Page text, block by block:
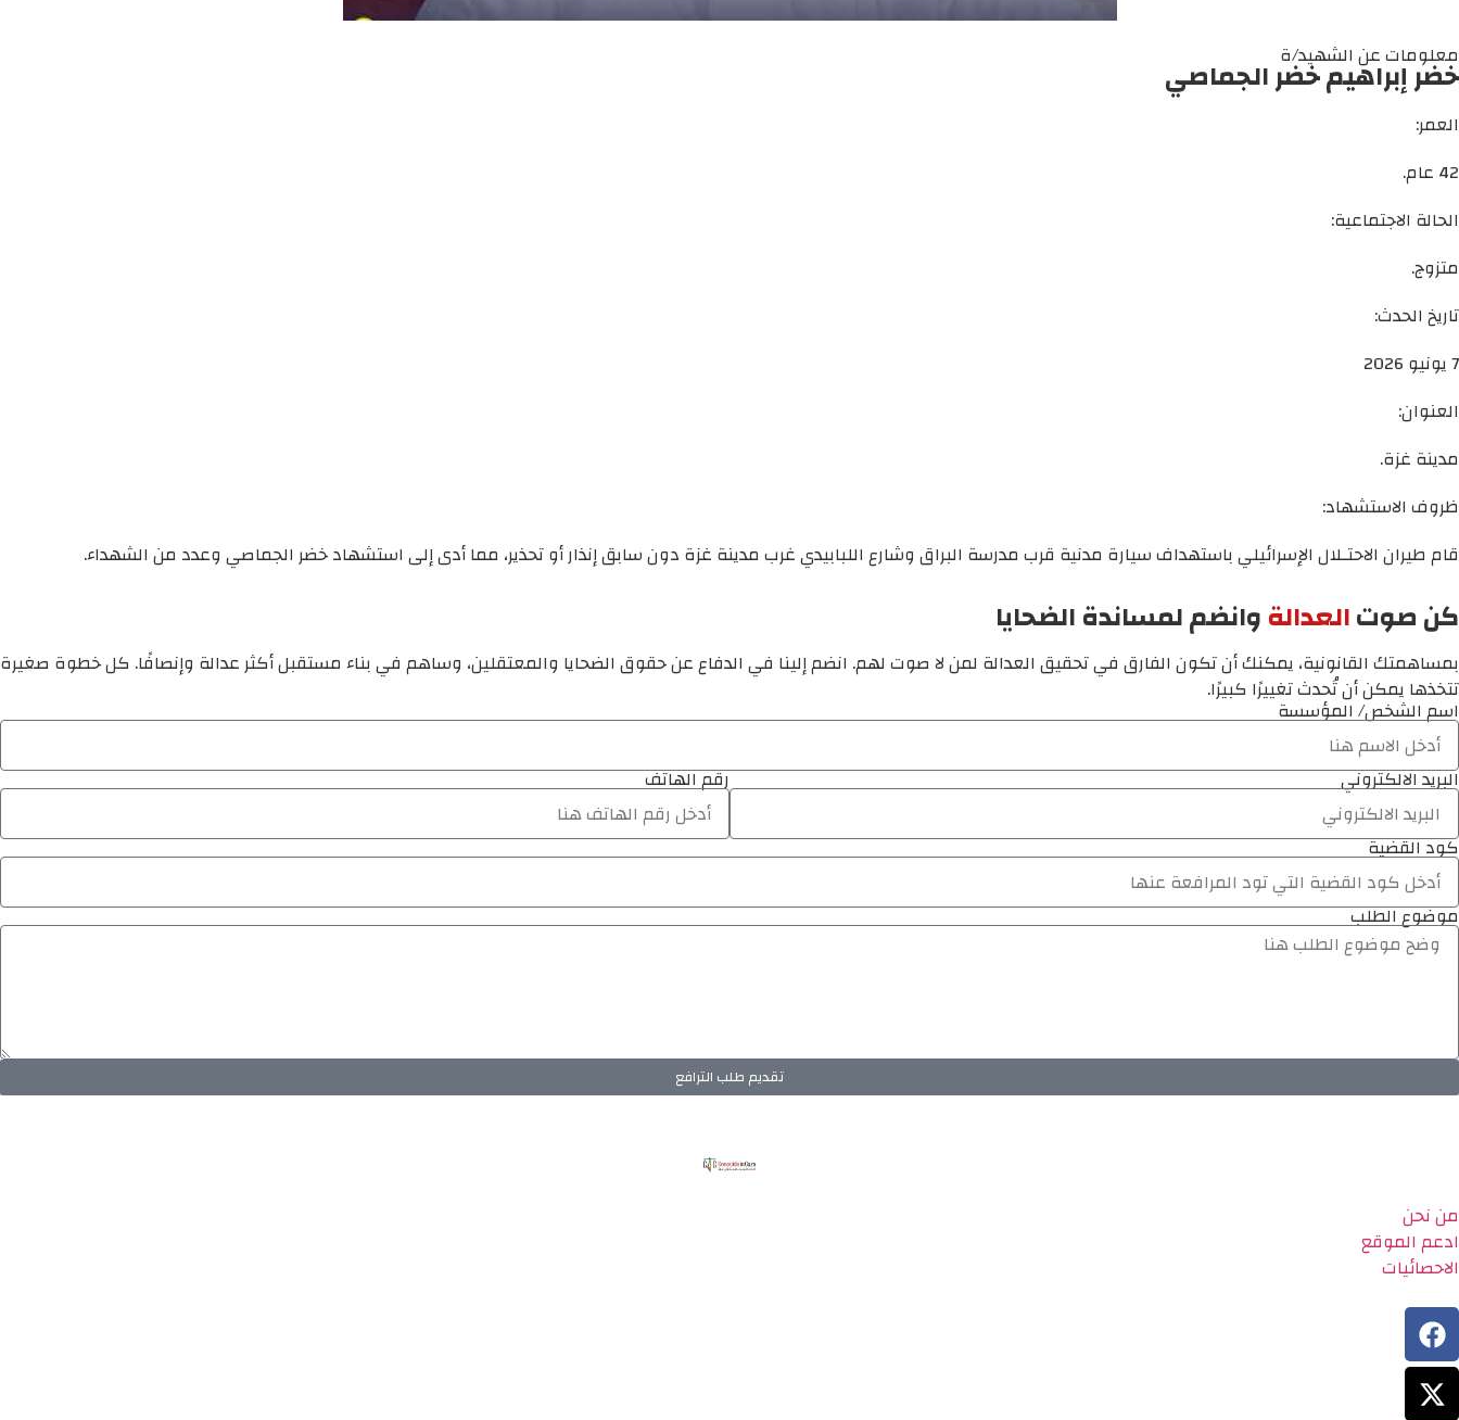
معلومات عن الشهيد/ة
خضر إبراهيم خضر الجماصي
العمر:
42 عام.
الحالة الاجتماعية:
متزوج.
تاريخ الحدث:
7 يونيو 2026
العنوان:
مدينة غزة.
ظروف الاستشهاد:
قام طيران الاحتـلال الإسرائيلي باستهداف سيارة مدنية قرب مدرسة البراق وشارع اللبابيدي غرب مدينة غزة دون سابق إنذار أو تحذير، مما أدى إلى استشهاد خضر الجماصي وعدد من الشهداء.
كن صوتالعدالةوانضم لمساندة الضحايا
بمساهمتك القانونية، يمكنك أن تكون الفارق في تحقيق العدالة لمن لا صوت لهم. انضم إلينا في الدفاع عن حقوق الضحايا والمعتقلين، وساهم في بناء مستقبل أكثر عدالة وإنصافًا. كل خطوة صغيرة
تتخذها يمكن أن تُحدث تغييرًا كبيرًا.
اسم الشخص/ المؤسسة
البريد الالكتروني رقم الهاتف
كود القضية
موضوع الطلب
تقديم طلب الترافع
من نحن
ادعم الموقع
الاحصائيات